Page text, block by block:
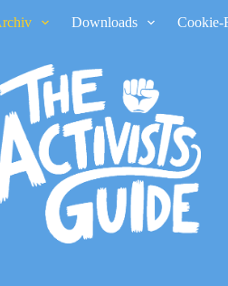
Downloads Cookie-